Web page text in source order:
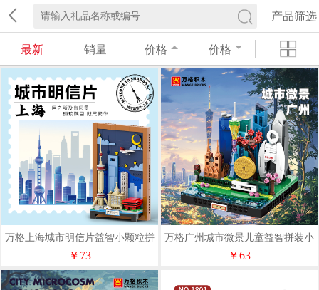
产品筛选
最新 销量 价格 价格
万格上海城市明信片益智小颗粒拼
插积木#4921
￥73
万格广州城市微景儿童益智拼装小
颗粒积木#3112
￥63